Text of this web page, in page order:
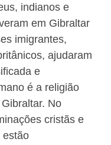
indianos e
em Gibraltar
imigrantes,
ajudaram
e
é a religião
No
cristãs e
estão